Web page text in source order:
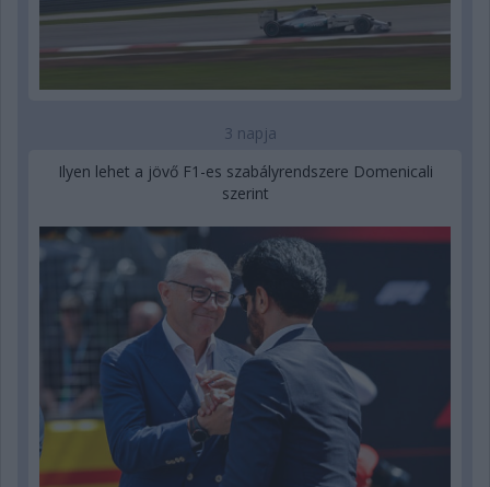
3 napja
Ilyen lehet a jövő F1-es szabályrendszere Domenicali
szerint